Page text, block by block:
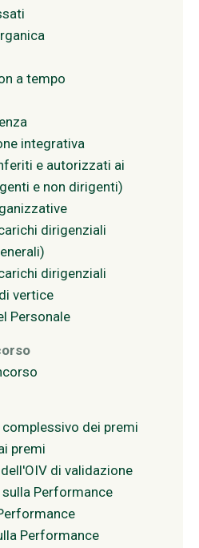
a tempo
integrativa
e autorizzati ai
e non dirigenti)
dirigenziali
dirigenziali
vertice
Personale
dei premi
premi
di validazione
sulla Performance
Performance